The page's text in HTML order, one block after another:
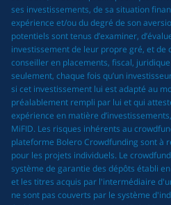
ses investissements, de sa situation
expérience et/ou du degré de son
potentiels sont tenus d’examiner,
investissement de leur propre gré, et
conseiller en placements, fiscal,
seulement, chaque fois qu’un
si cet investissement lui est adapté au
préalablement rempli par lui et qui
expérience en matière
MiFID. Les risques inhérents au
plateforme Bolero Crowdfunding sont à
pour les projets individuels. Le
système de garantie des dépôts établi
et les titres acquis par l'intermédiaire
ne sont pas couverts par le système